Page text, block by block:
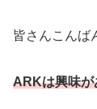
皆さんこんば
ARKは興味が